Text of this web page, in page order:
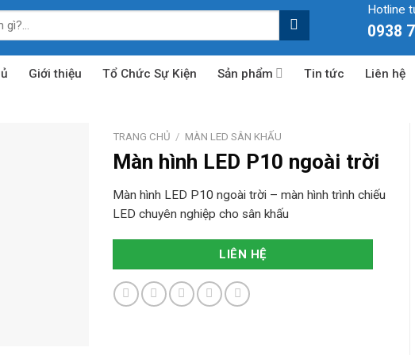
Hotline
0938
Giới thiệu Tổ Chức Sự Kiện Sản phẩm Tin tức Liên hệ
TRANG CHỦ / MÀN LED SÂN KHẤU
Màn hình LED P10 ngoài trời
Màn hình LED P10 ngoài trời – màn hình trình chiếu
LED chuyên nghiệp cho sân khấu
LIÊN HỆ